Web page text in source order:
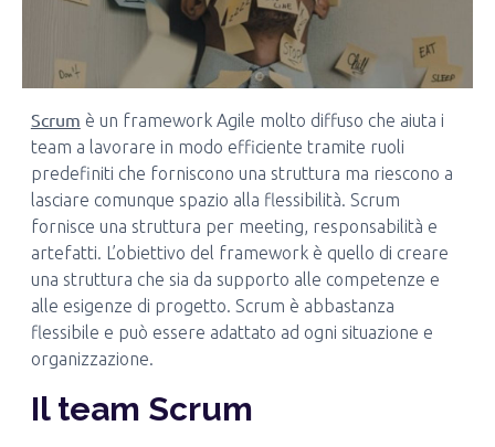
Scrum è un framework Agile molto diffuso che aiuta i
team a lavorare in modo efficiente tramite ruoli
predefiniti che forniscono una struttura ma riescono a
lasciare comunque spazio alla flessibilità. Scrum
fornisce una struttura per meeting, responsabilità e
artefatti. L’obiettivo del framework è quello di creare
una struttura che sia da supporto alle competenze e
alle esigenze di progetto. Scrum è abbastanza
flessibile e può essere adattato ad ogni situazione e
organizzazione.
Il team Scrum